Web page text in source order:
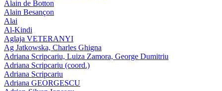
Alain de Botton
Alain Besançon
Alai
Al-Kindi
Aglaja VETERANYI
Ag Jatkowska, Charles Ghigna
Adriana Scripcariu, Luiza Zamora, George Dumitriu
Adriana Scripcariu (coord.)
Adriana Scripcariu
Adriana GEORGESCU